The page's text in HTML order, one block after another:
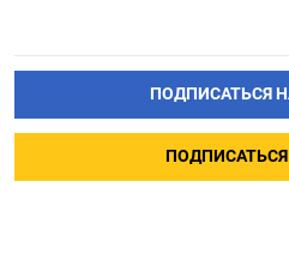
ПОДПИСАТЬСЯ
ПОДПИСАТЬСЯ